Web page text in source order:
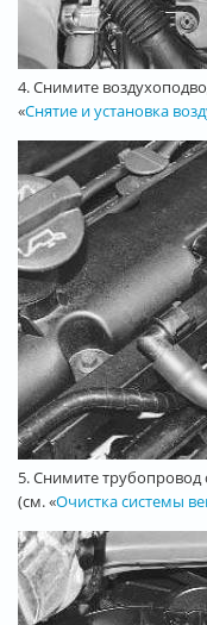
4. Снимите
«Снятие и установка
5. Снимите трубопровод
(см. «Очистка системы